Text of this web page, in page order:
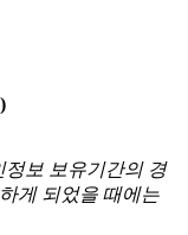
보 보유기간의 경
게 되었을 때에는